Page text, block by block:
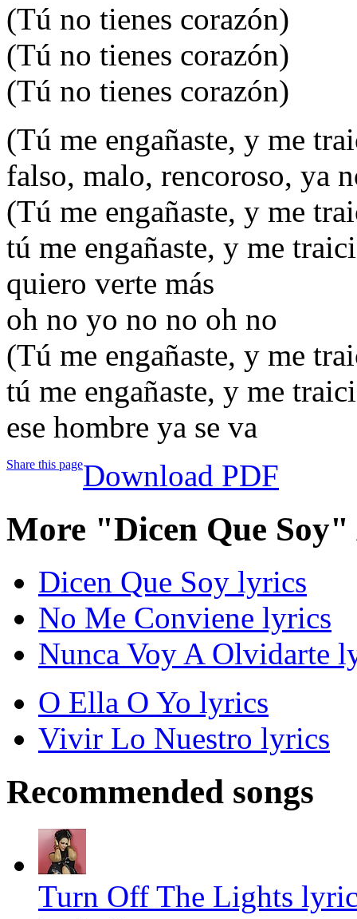
(Tú no tienes corazón)
(Tú no tienes corazón)
(Tú no tienes corazón)
(Tú me engañaste, y me
falso, malo, rencoroso, ya
(Tú me engañaste, y me
tú me engañaste, y me
quiero verte más
oh no yo no no oh no
(Tú me engañaste, y me
tú me engañaste, y me
ese hombre ya se va
Share this pageDownload PDF
More "Dicen Que
Dicen Que Soy lyrics
No Me Conviene lyrics
Nunca Voy A Olvidarte
O Ella O Yo lyrics
Vivir Lo Nuestro lyrics
Recommended songs
Turn Off The Lights